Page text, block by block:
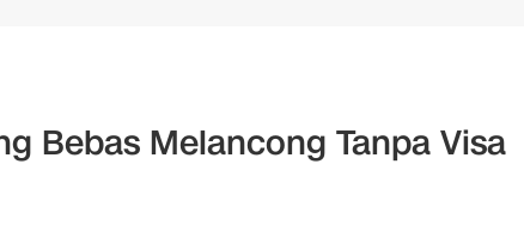
Bebas Melancong Tanpa Visa